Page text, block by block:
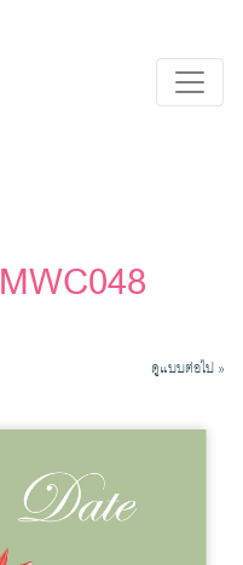
MWC048
ดูแบบต่อไป »